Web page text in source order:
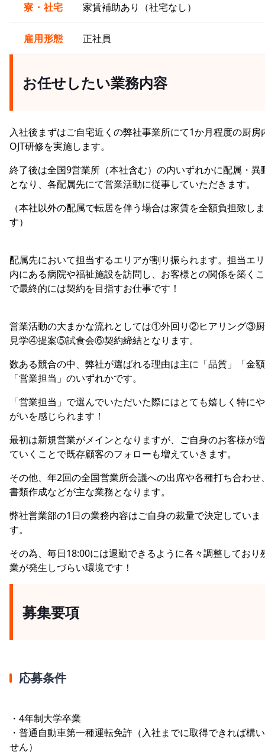
寮・社宅 家賃補助あり（社宅なし）
雇用形態 正社員
お任せしたい業務内容
入社後まずはご自宅近くの弊社事業所にて1か月程度の厨房
OJT研修を実施します。
終了後は全国9営業所（本社含む）の内いずれかに配属・異
となり、各配属先にて営業活動に従事していただきます。
（本社以外の配属で転居を伴う場合は家賃を全額負担致しま
す）
配属先において担当するエリアが割り振られます。担当エ
内にある病院や福祉施設を訪問し、お客様との関係を築く
で最終的には契約を目指すお仕事です！
営業活動の大まかな流れとしては①外回り②ヒアリング③
見学④提案⑤試食会⑥契約締結となります。
数ある競合の中、弊社が選ばれる理由は主に「品質」「金
「営業担当」のいずれかです。
「営業担当」で選んでいただいた際にはとても嬉しく特に
がいを感じられます！
最初は新規営業がメインとなりますが、ご自身のお客様が
ていくことで既存顧客のフォローも増えていきます。
その他、年2回の全国営業所会議への出席や各種打ち合わせ
書類作成などが主な業務となります。
弊社営業部の1日の業務内容はご自身の裁量で決定していま
す。
その為、毎日18:00には退勤できるように各々調整しており
業が発生しづらい環境です！
募集要項
応募条件
・4年制大学卒業
・普通自動車第一種運転免許（入社までに取得できれば構
せん）